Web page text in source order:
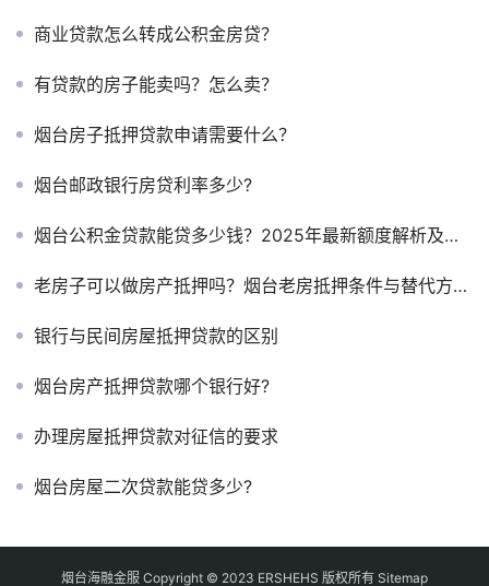
商业贷款怎么转成公积金房贷？
有贷款的房子能卖吗？怎么卖？
烟台房子抵押贷款申请需要什么？
烟台邮政银行房贷利率多少?
烟台公积金贷款能贷多少钱？2025年最新额度解析及申贷指南
老房子可以做房产抵押吗？烟台老房抵押条件与替代方案2026！
银行与民间房屋抵押贷款的区别
烟台房产抵押贷款哪个银行好?
办理房屋抵押贷款对征信的要求
烟台房屋二次贷款能贷多少?
烟台海融金服 Copyright © 2023 ERSHEHS 版权所有 Sitemap